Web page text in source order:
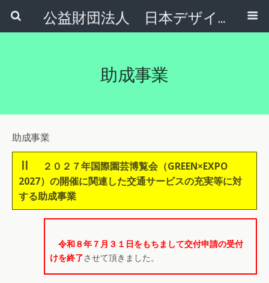
公益財団法人 日本デザインナンバー財団
助成事業
助成事業
Ⅱ
２０２７年国際園芸博覧会（GREEN×EXPO
2027）の開催に関連した交通サービスの充実等に対
する助成事業
令和８年７月３１日をもちまして交付申請の受付
けを終了させて頂きました。